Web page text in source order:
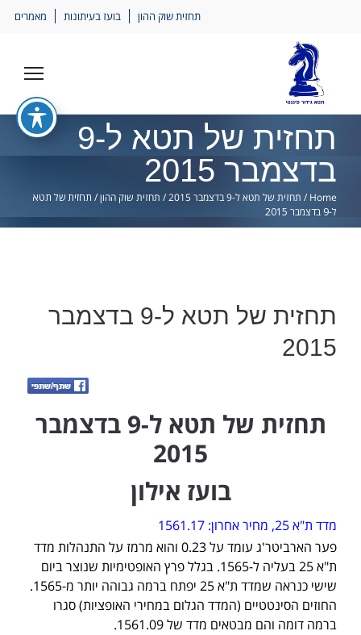
תחזית שוק ההון בועז בעיתונות מאמרים
תחזית של תטא ל-9
בדצמבר 2015
Home
/ תחזית של תטא ל-9 בדצמבר 2015 / תחזית שוק ההון/ תחזית של תטא
ל-9 בדצמבר 2015
תחזית של תטא ל-9 בדצמבר
2015
תחזית של תטא ל-9 בדצמבר
2015
בועז אילון
מדד ת"א 25, מחיר אחרון: 1561.17
פער הארביטר'ג עומד על 0.23 והוא מרמז על התנהלות מדד
ת"א 25 בעליה ל-1565. בגלל פרץ האופטימיות שנוצר ביום
שישי כנראה שמדד ת"א 25 יפתח ברמה גבוהה יותר מ-1565.
החוזים הסינטטיים (המדד הגלום במחירי האופציות) סגרו
ברמה דומה והם מבטאים מדד של 1561.09.